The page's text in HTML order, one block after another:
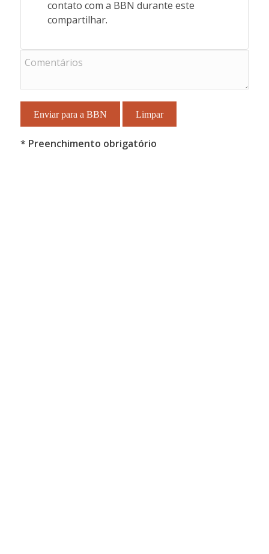
contato com a BBN durante este
compartilhar.
* Preenchimento obrigatório